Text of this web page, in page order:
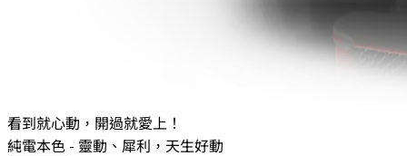
看到就心動，開過就愛上！
純電本色 - 靈動、犀利，天生好動